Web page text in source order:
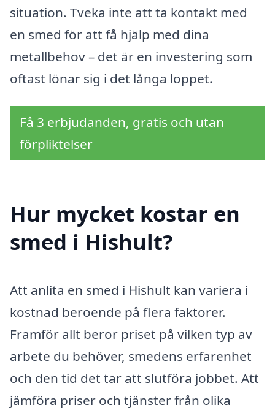
situation. Tveka inte att ta kontakt med
en smed för att få hjälp med dina
metallbehov – det är en investering som
oftast lönar sig i det långa loppet.
Få 3 erbjudanden, gratis och utan
förpliktelser
Hur mycket kostar en
smed i Hishult?
Att anlita en smed i Hishult kan variera i
kostnad beroende på flera faktorer.
Framför allt beror priset på vilken typ av
arbete du behöver, smedens erfarenhet
och den tid det tar att slutföra jobbet. Att
jämföra priser och tjänster från olika